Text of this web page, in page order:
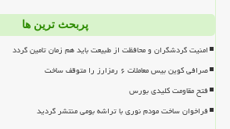
پربحث ترین ها
امنیت گردشگران و محافظت از طبیعت باید هم زمان تامین گردد
صرافی کوین بیس معاملات ۶ رمزارز را متوقف ساخت
فتح مقاومت کلیدی بورس
فراخوان ساخت مودم نوری با تراشه بومی منتشر گردید